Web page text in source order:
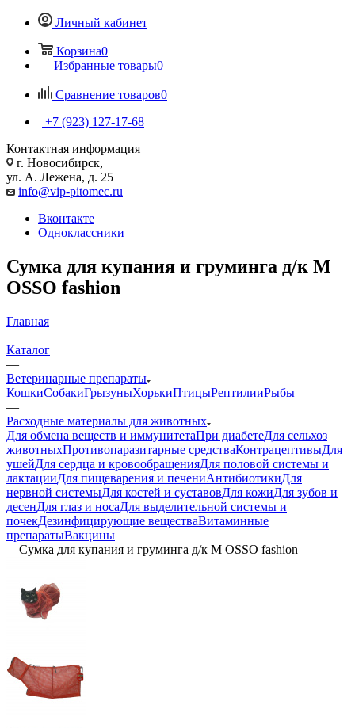
Личный кабинет
Корзина0
Избранные товары0
Сравнение товаров0
+7 (923) 127-17-68
Контактная информация
г. Новосибирск,
ул. А. Лежена, д. 25
info@vip-pitomec.ru
Вконтакте
Одноклассники
Сумка для купания и груминга д/к M
OSSO fashion
Главная
—
Каталог
—
Ветеринарные препараты
КошкиСобакиГрызуныХорькиПтицыРептилииРыбы
—
Расходные материалы для животных
Для обмена веществ и иммунитетаПри диабетеДля сельхоз
животныхПротивопаразитарные средстваКонтрацептивыДля
ушейДля сердца и кровообращенияДля половой системы и
лактацииДля пищеварения и печениАнтибиотикиДля
нервной системыДля костей и суставовДля кожиДля зубов и
десенДля глаз и носаДля выделительной системы и
почекДезинфицирующие веществаВитаминные
препаратыВакцины
—Сумка для купания и груминга д/к M OSSO fashion